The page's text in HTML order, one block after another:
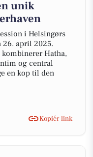
unik
i Helsingørs
26. april 2025.
kombinerer Hatha,
og central
en kop til den
Kopiér link